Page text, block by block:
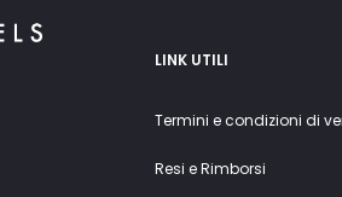
LINK UTILI
Termini e condizioni di
Resi e Rimborsi